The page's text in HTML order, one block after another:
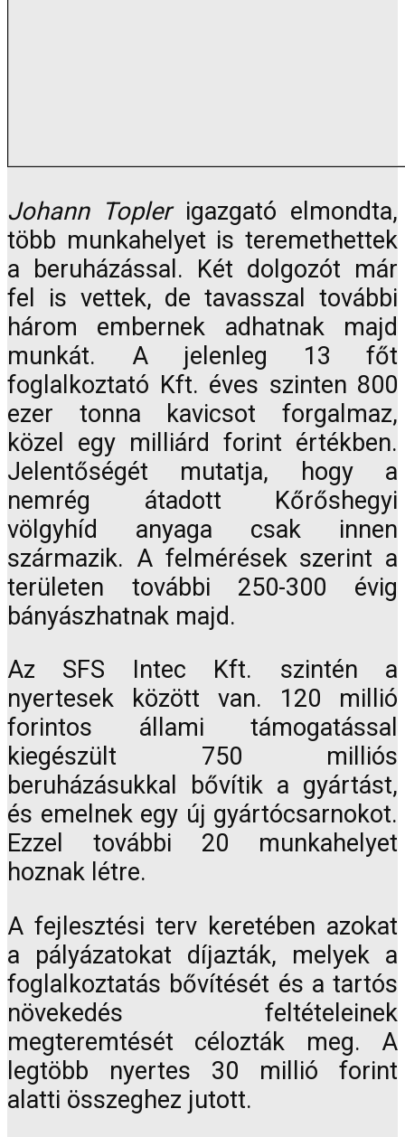
Johann Toplerigazgató elmondta,
több munkahelyet is teremethettek
a beruházással. Két dolgozót már
fel is vettek, de tavasszal további
három embernek adhatnak majd
munkát. A jelenleg 13 főt
foglalkoztató Kft. éves szinten 800
ezer tonna kavicsot forgalmaz,
közel egy milliárd forint értékben.
Jelentőségét mutatja, hogy a
nemrég átadott Kőrőshegyi
völgyhíd anyaga csak innen
származik. A felmérések szerint a
területen további 250-300 évig
bányászhatnak majd.
Az SFS Intec Kft. szintén a
nyertesek között van. 120 millió
forintos állami támogatással
kiegészült 750 milliós
beruházásukkal bővítik a gyártást,
és emelnek egy új gyártócsarnokot.
Ezzel további 20 munkahelyet
hoznak létre.
A fejlesztési terv keretében azokat
a pályázatokat díjazták, melyek a
foglalkoztatás bővítését és a tartós
növekedés feltételeinek
megteremtését célozták meg. A
legtöbb nyertes 30 millió forint
alatti összeghez jutott.